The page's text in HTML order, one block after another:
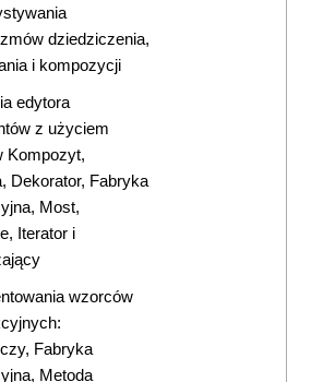
dziedziczenia,
i kompozycji
edytora
z użyciem
Kompozyt,
Dekorator, Fabryka
Most,
Iterator i
wzorców
Fabryka
Metoda